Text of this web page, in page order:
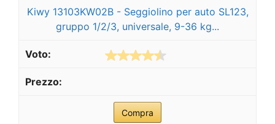
Kiwy 13103KW02B - Seggiolino per auto SL123,
gruppo 1/2/3, universale, 9-36 kg...
Compra